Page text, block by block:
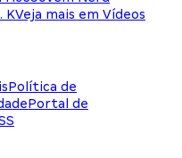
KVeja mais em Vídeos
Política de
Portal de